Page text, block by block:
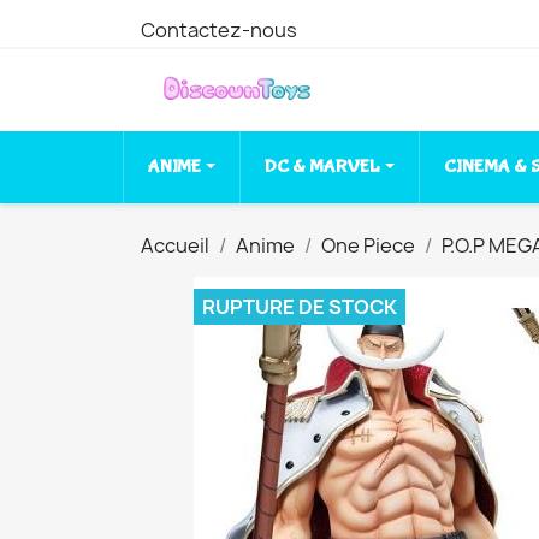
Contactez-nous
ANIME DC & MARVEL CINEMA &
Accueil Anime One Piece P.O.P
RUPTURE DE STOCK